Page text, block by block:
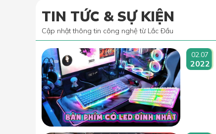
TIN TỨC & SỰ KIỆN
Cập nhật thông tin công nghệ từ Lắc Đầu
02.07
2022